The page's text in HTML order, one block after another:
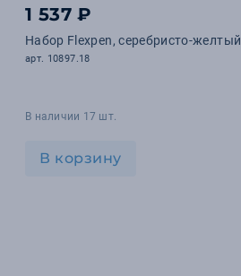
1 537 ₽
Набор Flexpen, серебристо-желтый
арт. 10897.18
В наличии 17 шт.
В корзину